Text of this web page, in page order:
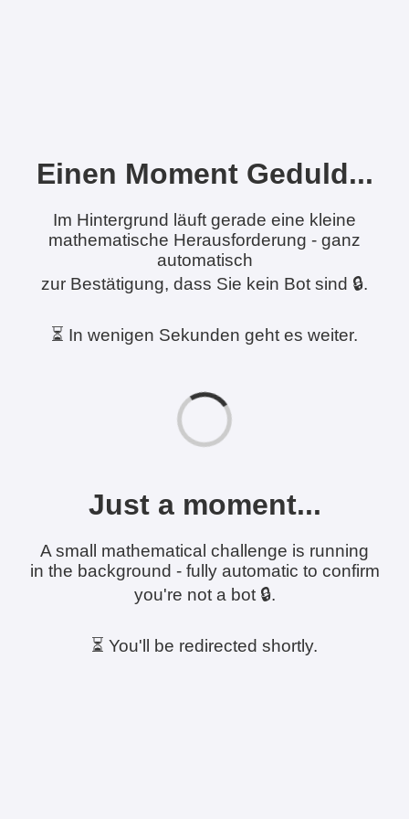
Einen Moment Geduld...
Im Hintergrund läuft gerade eine kleine
mathematische Herausforderung - ganz
automatisch
zur Bestätigung, dass Sie kein Bot sind 🔒.
⏳ In wenigen Sekunden geht es weiter.
Just a moment...
A small mathematical challenge is running
in the background - fully automatic to confirm
you're not a bot 🔒.
⏳ You'll be redirected shortly.